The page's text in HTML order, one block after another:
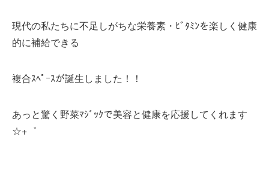
現代の私たちに不足しがちな栄養素・ﾋﾞﾀﾐﾝを楽しく健康
的に補給できる
複合ｽﾍﾟｰｽが誕生しました！！
あっと驚く野菜ﾏｼﾞｯｸで美容と健康を応援してくれます
☆+゜